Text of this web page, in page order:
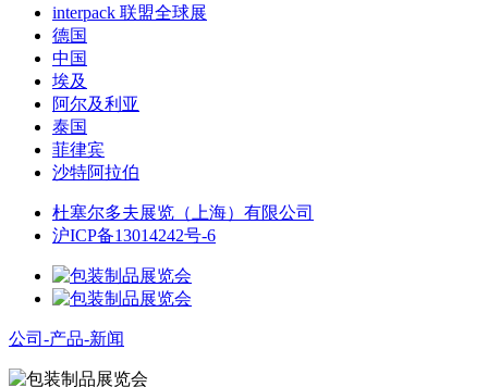
interpack 联盟全球展
德国
中国
埃及
阿尔及利亚
泰国
菲律宾
沙特阿拉伯
杜塞尔多夫展览（上海）有限公司
沪ICP备13014242号-6
公司-产品-新闻